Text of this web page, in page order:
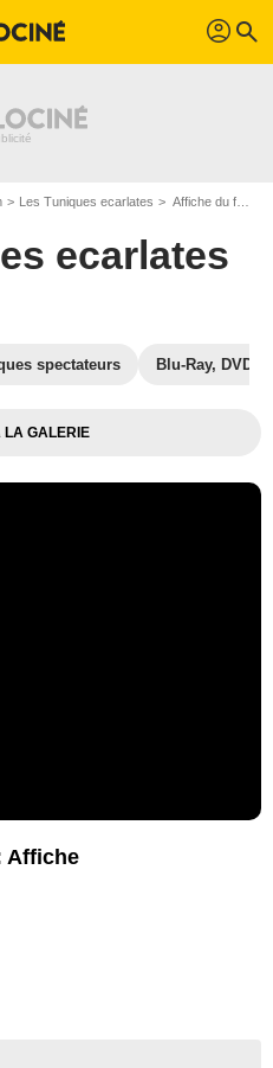
profil search
Les Tuniques ecarlates Affiche du film Les Tuniques ecarlates - Photo 1
ecarlates
spectateurs Blu-Ray, DVD
LA GALERIE
Affiche